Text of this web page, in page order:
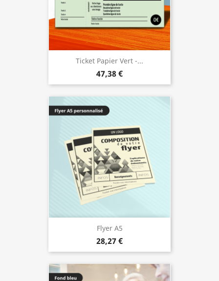
Ticket Papier Vert -...
47,38 €
Flyer A5
28,27 €